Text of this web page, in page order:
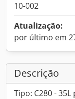
10-002
Atualização:
por último em
Descrição
Tipo: C280 -